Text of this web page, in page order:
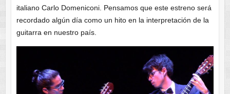
italiano Carlo Domeniconi. Pensamos que este estreno será
recordado algún día como un hito en la interpretación de la
guitarra en nuestro país.